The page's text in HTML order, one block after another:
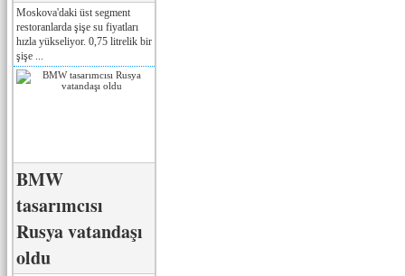
Moskova'daki üst segment
restoranlarda şişe su fiyatları
hızla yükseliyor. 0,75 litrelik bir
şişe ...
BMW
tasarımcısı
Rusya vatandaşı
oldu